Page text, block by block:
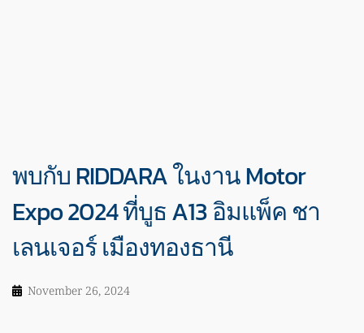
พบกับ RIDDARA ในงาน Motor
Expo 2024 ที่บูธ A13 อิมแพ็ค ชา
เลนเจอร์ เมืองทองธานี
November 26, 2024